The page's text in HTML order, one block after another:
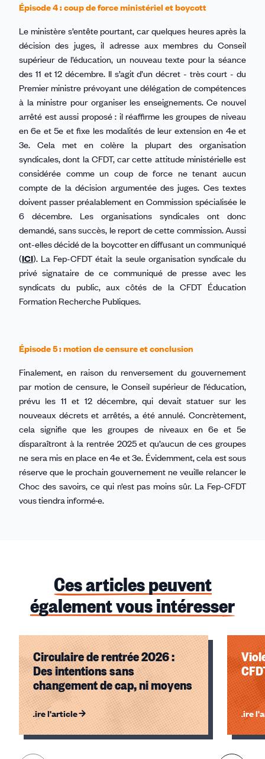
Épisode 4 : coup de force ministériel et boycott
Le ministère s’entête pourtant, car quelques heures après la
décision des juges, il adresse aux membres du Conseil
supérieur de l’éducation, un nouveau texte pour la séance
des 11 et 12 décembre. Il s’agit d’un décret - très court - du
Premier ministre prévoyant une délégation de compétences
à la ministre pour organiser les enseignements. Ce nouvel
arrêté est aussi proposé : il réaffirme les groupes de niveau
en 6e et 5e et fixe les modalités de leur extension en 4e et
3e. Cela met en colère la plupart des organisation
syndicales, dont la CFDT, car cette attitude ministérielle est
considérée comme un coup de force ne tenant aucun
compte de la décision argumentée des juges. Ces textes
doivent passer préalablement en Commission spécialisée le
6 décembre. Les organisations syndicales ont donc
demandé, sans succès, le report de cette commission. Aussi
ont-elles décidé de la boycotter en diffusant un communiqué
(ICI). La Fep-CFDT était la seule organisation syndicale du
privé signataire de ce communiqué de presse avec les
syndicats du public, aux côtés de la CFDT Éducation
Formation Recherche Publiques.
Épisode 5 : motion de censure et conclusion
Finalement, en raison du renversement du gouvernement
par motion de censure, le Conseil supérieur de l’éducation,
prévu les 11 et 12 décembre, qui devait statuer sur les
nouveaux décrets et arrêtés, a été annulé. Concrètement,
cela signifie que les groupes de niveaux en 6e et 5e
disparaîtront à la rentrée 2025 et qu’aucun de ces groupes
ne sera mis en place en 4e et 3e. Évidemment, cela est sous
réserve que le prochain gouvernement ne veuille relancer le
Choc des savoirs, ce qui n’est pas moins sûr. La Fep-CFDT
vous tiendra informé·e.
Ces articles peuvent
également vous intéresser
Circulaire de rentrée 2026 :
Des intentions sans
changement de cap, ni moyens
Lire l'article Lire